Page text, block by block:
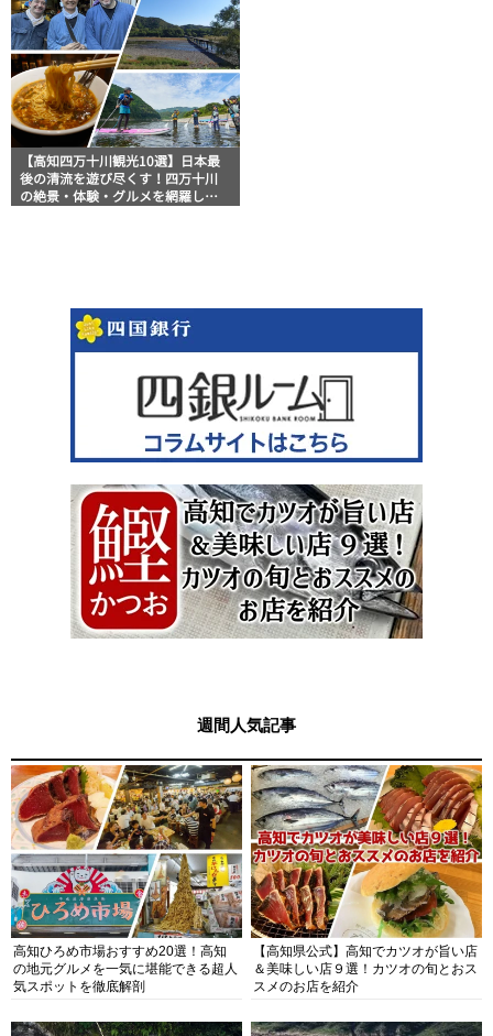
【高知四万十川観光10選】日本最
後の清流を遊び尽くす！四万十川
の絶景・体験・グルメを網羅した
週間人気記事
高知ひろめ市場おすすめ20選！高知
の地元グルメを一気に堪能できる超人
気スポットを徹底解剖
【高知県公式】高知でカツオが旨い店
＆美味しい店９選！カツオの旬とおス
スメのお店を紹介